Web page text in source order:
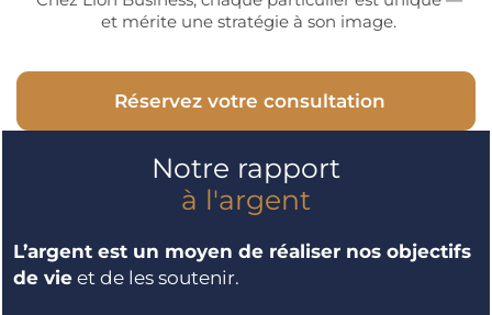
et mérite une stratégie à son image.
Réservez votre consultation
Notre rapport
à l'argent
L’argent est un moyen de réaliser nos objectifs
de vie et de les soutenir.